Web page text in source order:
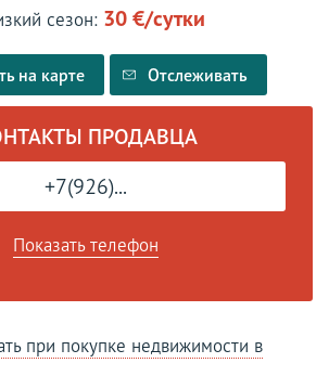
сезон: 30 €/сутки
ПРОДАВЦА
+7(926)...
Показать телефон
при покупке недвижимости в
на карте Отслеживать